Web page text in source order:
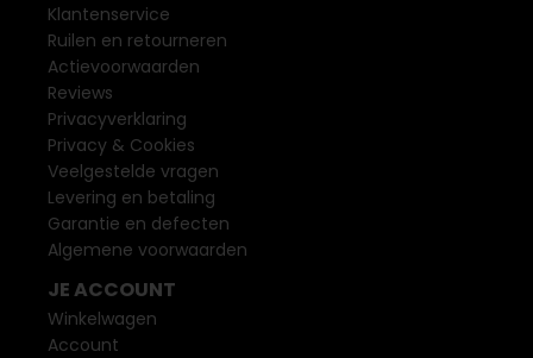
Klantenservice
Ruilen en retourneren
Actievoorwaarden
Reviews
Privacyverklaring
Privacy & Cookies
Veelgestelde vragen
Levering en betaling
Garantie en defecten
Algemene voorwaarden
JE ACCOUNT
Winkelwagen
Account